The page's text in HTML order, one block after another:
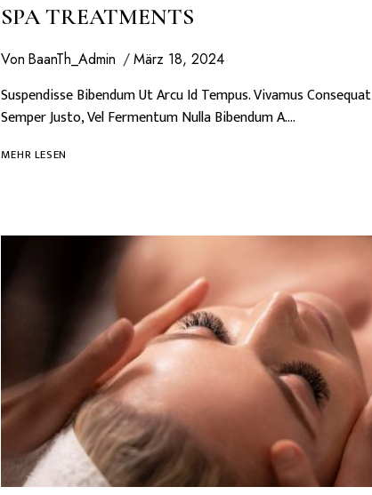
SPA TREATMENTS
Von BaanTh_Admin März 18, 2024
Suspendisse Bibendum Ut Arcu Id Tempus. Vivamus Consequat
Semper Justo, Vel Fermentum Nulla Bibendum A….
MEHR LESEN